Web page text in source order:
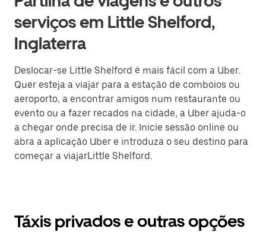
serviços em Little Shelford,
Inglaterra
Deslocar-se Little Shelford é mais fácil com a Uber.
Quer esteja a viajar para a estação de comboios ou
aeroporto, a encontrar amigos num restaurante ou
evento ou a fazer recados na cidade, a Uber ajuda-o
a chegar onde precisa de ir. Inicie sessão online ou
abra a aplicação Uber e introduza o seu destino para
começar a viajarLittle Shelford.
Táxis privados e outras opções